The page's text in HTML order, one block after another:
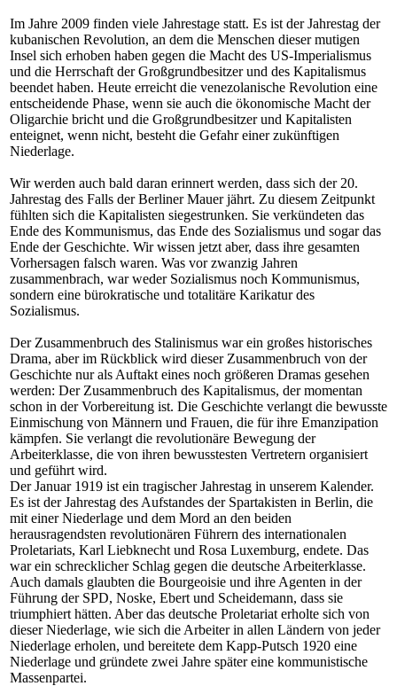
Im Jahre 2009 finden viele Jahrestage statt. Es ist der Jahrestag der
kubanischen Revolution, an dem die Menschen dieser mutigen
Insel sich erhoben haben gegen die Macht des US-Imperialismus
und die Herrschaft der Großgrundbesitzer und des Kapitalismus
beendet haben. Heute erreicht die venezolanische Revolution eine
entscheidende Phase, wenn sie auch die ökonomische Macht der
Oligarchie bricht und die Großgrundbesitzer und Kapitalisten
enteignet, wenn nicht, besteht die Gefahr einer zukünftigen
Niederlage.
Wir werden auch bald daran erinnert werden, dass sich der 20.
Jahrestag des Falls der Berliner Mauer jährt. Zu diesem Zeitpunkt
fühlten sich die Kapitalisten siegestrunken. Sie verkündeten das
Ende des Kommunismus, das Ende des Sozialismus und sogar das
Ende der Geschichte. Wir wissen jetzt aber, dass ihre gesamten
Vorhersagen falsch waren. Was vor zwanzig Jahren
zusammenbrach, war weder Sozialismus noch Kommunismus,
sondern eine bürokratische und totalitäre Karikatur des
Sozialismus.
Der Zusammenbruch des Stalinismus war ein großes historisches
Drama, aber im Rückblick wird dieser Zusammenbruch von der
Geschichte nur als Auftakt eines noch größeren Dramas gesehen
werden: Der Zusammenbruch des Kapitalismus, der momentan
schon in der Vorbereitung ist. Die Geschichte verlangt die bewusste
Einmischung von Männern und Frauen, die für ihre Emanzipation
kämpfen. Sie verlangt die revolutionäre Bewegung der
Arbeiterklasse, die von ihren bewusstesten Vertretern organisiert
und geführt wird.
Der Januar 1919 ist ein tragischer Jahrestag in unserem Kalender.
Es ist der Jahrestag des Aufstandes der Spartakisten in Berlin, die
mit einer Niederlage und dem Mord an den beiden
herausragendsten revolutionären Führern des internationalen
Proletariats, Karl Liebknecht und Rosa Luxemburg, endete. Das
war ein schrecklicher Schlag gegen die deutsche Arbeiterklasse.
Auch damals glaubten die Bourgeoisie und ihre Agenten in der
Führung der SPD, Noske, Ebert und Scheidemann, dass sie
triumphiert hätten. Aber das deutsche Proletariat erholte sich von
dieser Niederlage, wie sich die Arbeiter in allen Ländern von jeder
Niederlage erholen, und bereitete dem Kapp-Putsch 1920 eine
Niederlage und gründete zwei Jahre später eine kommunistische
Massenpartei.